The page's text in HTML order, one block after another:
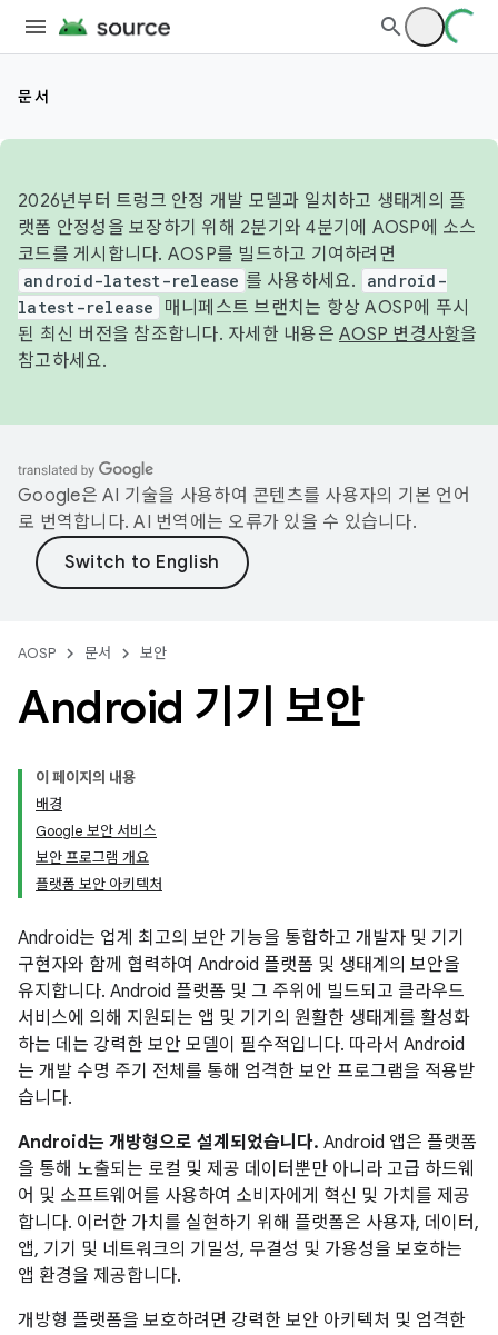
문서
2026년부터 트렁크 안정 개발 모델과 일치하고 생태계의 플
랫폼 안정성을 보장하기 위해 2분기와 4분기에 AOSP에 소스
코드를 게시합니다. AOSP를 빌드하고 기여하려면
android-latest-release 를 사용하세요.
android-
latest-release
매니페스트 브랜치는 항상 AOSP에 푸시
된 최신 버전을 참조합니다. 자세한 내용은 AOSP 변경사항을
참고하세요.
Google은 AI 기술을 사용하여 콘텐츠를 사용자의 기본 언어
로 번역합니다. AI 번역에는 오류가 있을 수 있습니다.
AOSP 문서 보안
Android 기기 보안
이 페이지의 내용
배경
Google 보안 서비스
보안 프로그램 개요
플랫폼 보안 아키텍처
Android는 업계 최고의 보안 기능을 통합하고 개발자 및 기기
구현자와 함께 협력하여 Android 플랫폼 및 생태계의 보안을
유지합니다. Android 플랫폼 및 그 주위에 빌드되고 클라우드
서비스에 의해 지원되는 앱 및 기기의 원활한 생태계를 활성화
하는 데는 강력한 보안 모델이 필수적입니다. 따라서 Android
는 개발 수명 주기 전체를 통해 엄격한 보안 프로그램을 적용받
습니다.
Android는 개방형으로 설계되었습니다. Android 앱은 플랫폼
을 통해 노출되는 로컬 및 제공 데이터뿐만 아니라 고급 하드웨
어 및 소프트웨어를 사용하여 소비자에게 혁신 및 가치를 제공
합니다. 이러한 가치를 실현하기 위해 플랫폼은 사용자, 데이터,
앱, 기기 및 네트워크의 기밀성, 무결성 및 가용성을 보호하는
앱 환경을 제공합니다.
개방형 플랫폼을 보호하려면 강력한 보안 아키텍처 및 엄격한